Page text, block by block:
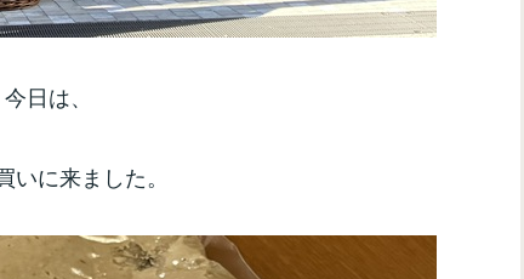
今日は、
いに来ました。